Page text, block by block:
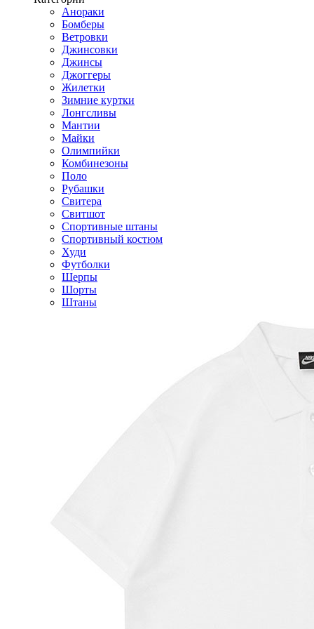
Анораки
Бомберы
Ветровки
Джинсовки
Джинсы
Джоггеры
Жилетки
Зимние куртки
Лонгсливы
Мантии
Майки
Олимпийки
Комбинезоны
Поло
Рубашки
Свитера
Свитшот
Спортивные штаны
Спортивный костюм
Худи
Футболки
Шерпы
Шорты
Штаны